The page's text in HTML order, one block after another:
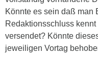
Könnte es sein daß man
Redaktionsschluss
versendet? Könnte
jeweiligen Vortag